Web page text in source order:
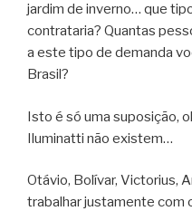
jardim de inverno… que
contrataria? Quantas
a este tipo de demanda
Brasil?
Isto é só uma suposição,
Iluminatti não existem…
Otávio, Bolívar, Victorius,
trabalhar justamente com